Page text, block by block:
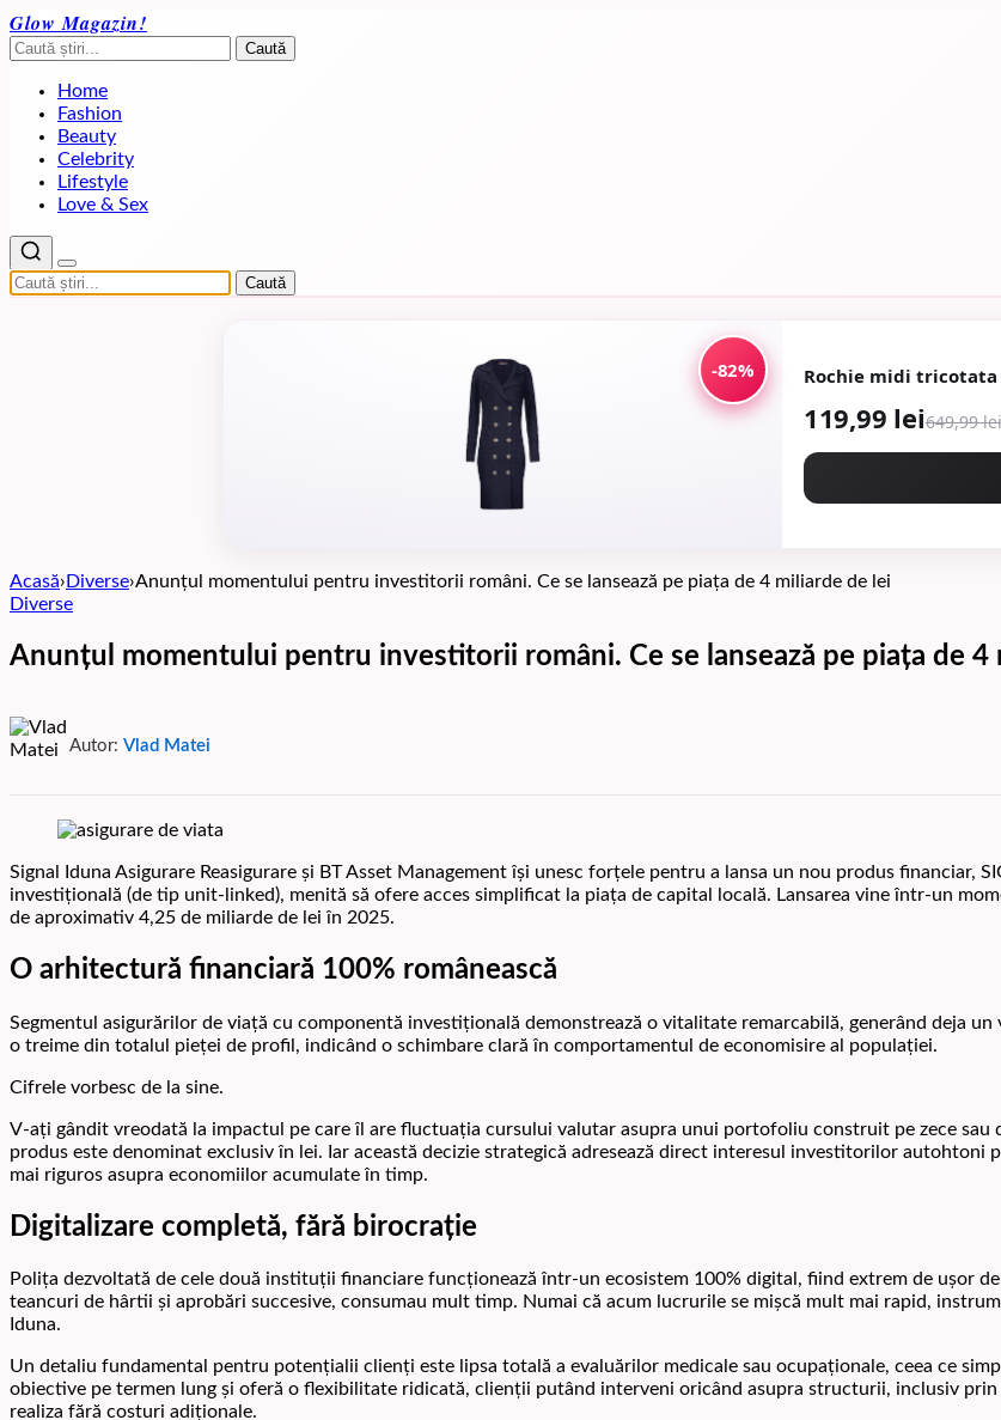
Glow Magazin!
Caută
Home
Fashion
Beauty
Celebrity
Lifestyle
Love & Sex
Caută
-82% Rochie midi
119,99 lei649,99 lei
Acasă› Diverse›Anunțul momentului pentru investitorii români. Ce se lansează pe piața de 4 miliarde de lei
Diverse
Anunțul momentului pentru investitorii români. Ce se lansează pe piața de 4
Autor: Vlad Matei
Signal Iduna Asigurare Reasigurare și BT Asset Management își unesc forțele pentru a lansa un nou produs financiar,
investițională (de tip unit-linked), menită să ofere acces simplificat la piața de capital locală. Lansarea vine într-un
de aproximativ 4,25 de miliarde de lei în 2025.
O arhitectură financiară 100% românească
Segmentul asigurărilor de viață cu componentă investițională demonstrează o vitalitate remarcabilă, generând deja
o treime din totalul pieței de profil, indicând o schimbare clară în comportamentul de economisire al populației.
Cifrele vorbesc de la sine.
V-ați gândit vreodată la impactul pe care îl are fluctuația cursului valutar asupra unui portofoliu construit pe zece sau
produs este denominat exclusiv în lei. Iar această decizie strategică adresează direct interesul investitorilor
mai riguros asupra economiilor acumulate în timp.
Digitalizare completă, fără birocrație
Polița dezvoltată de cele două instituții financiare funcționează într-un ecosistem 100% digital, fiind extrem de ușor
teancuri de hârtii și aprobări succesive, consumau mult timp. Numai că acum lucrurile se mișcă mult mai rapid,
Iduna.
Un detaliu fundamental pentru potențialii clienți este lipsa totală a evaluărilor medicale sau ocupaționale, ceea ce
obiective pe termen lung și oferă o flexibilitate ridicată, clienții putând interveni oricând asupra structurii, inclusiv
realiza fără costuri adiționale.